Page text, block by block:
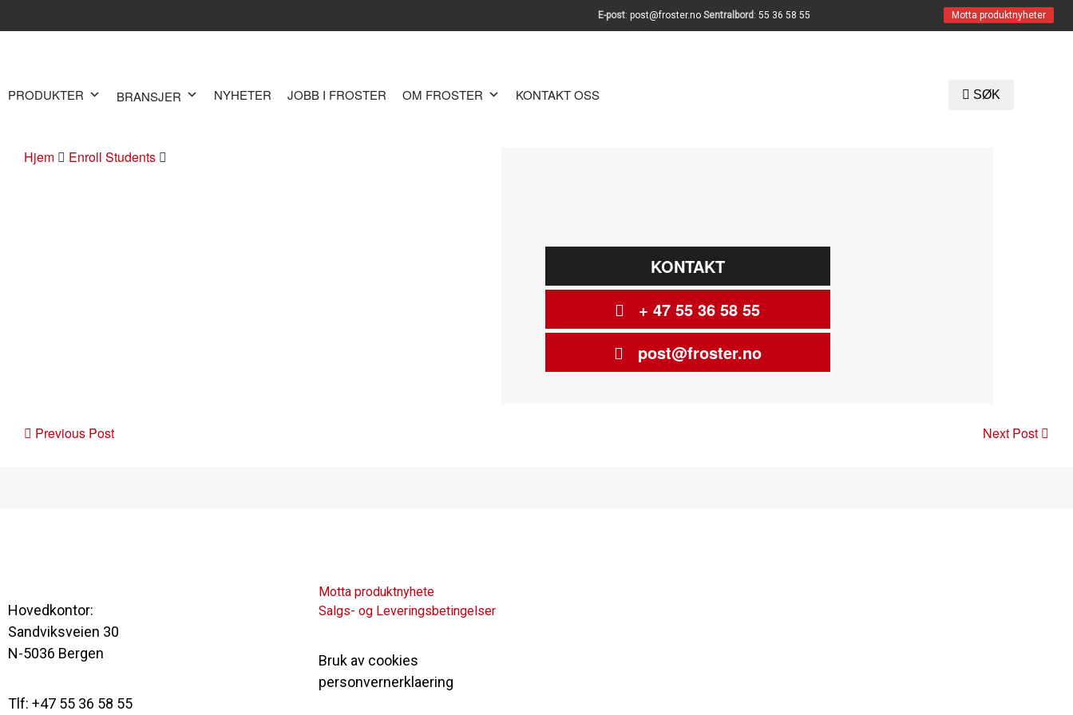
E-post:post@froster.no Sentralbord :55 36 58 55 Motta produktnyheter
PRODUKTER BRANSJER NYHETER JOBB I FROSTER OM FROSTER KONTAKT OSS SØK
Hjem Enroll Students
KONTAKT
+ 47 55 36 58 55
post@froster.no
Post
Previous Post Next Post
Hovedkontor:
Sandviksveien 30
N-5036 Bergen
Tlf: +47 55 36 58 55
Motta produktnyhete
Salgs- og Leveringsbetingelser
Bruk av cookies
personvernerklaering